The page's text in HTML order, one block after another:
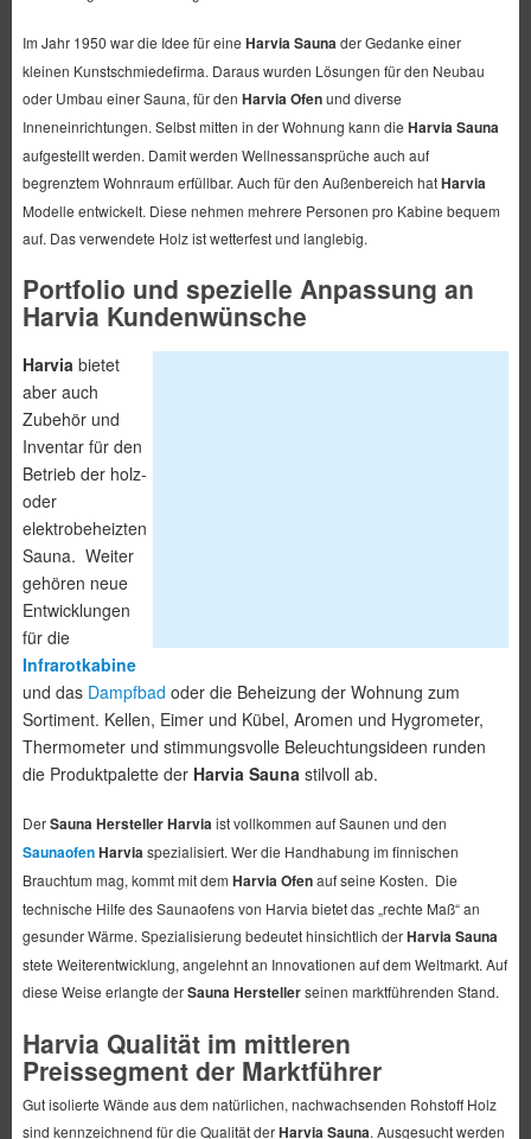
Im Jahr 1950 war die Idee für eine Harvia Sauna der Gedanke einer
kleinen Kunstschmiedefirma. Daraus wurden Lösungen für den Neubau
oder Umbau einer Sauna, für den Harvia Ofenund diverse
Inneneinrichtungen. Selbst mitten in der Wohnung kann die Harvia Sauna
aufgestellt werden. Damit werden Wellnessansprüche auch auf
begrenztem Wohnraum erfüllbar. Auch für den Außenbereich hatHarvia
Modelle entwickelt. Diese nehmen mehrere Personen pro Kabine bequem
auf. Das verwendete Holz ist wetterfest und langlebig.
Portfolio und spezielle Anpassung an
Harvia Kundenwünsche
Harvia bietet
aber auch
Zubehör und
Inventar für den
Betrieb der holz-
oder
elektrobeheizten
Sauna. Weiter
gehören neue
Entwicklungen
für die
Infrarotkabine
und das Dampfbad oder die Beheizung der Wohnung zum
Sortiment. Kellen, Eimer und Kübel, Aromen und Hygrometer,
Thermometer und stimmungsvolle Beleuchtungsideen runden
die Produktpalette der Harvia Sauna stilvoll ab.
DerSauna Hersteller Harvia ist vollkommen auf Saunen und den
SaunaofenHarvia spezialisiert. Wer die Handhabung im finnischen
Brauchtum mag, kommt mit dem Harvia Ofenauf seine Kosten. Die
technische Hilfe des Saunaofens von Harvia bietet das „rechte Maß“ an
gesunder Wärme. Spezialisierung bedeutet hinsichtlich derHarvia Sauna
stete Weiterentwicklung, angelehnt an Innovationen auf dem Weltmarkt. Auf
diese Weise erlangte derSauna Herstellerseinen marktführenden Stand.
Harvia Qualität im mittleren
Preissegment der Marktführer
Gut isolierte Wände aus dem natürlichen, nachwachsenden Rohstoff Holz
sind kennzeichnend für die Qualität derHarvia Sauna. Ausgesucht werden